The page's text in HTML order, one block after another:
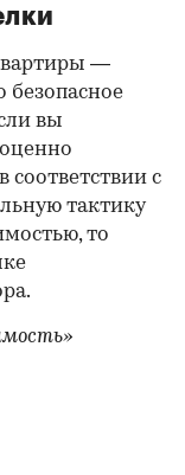
—
безопасное
вы
соответствии с
тактику
то